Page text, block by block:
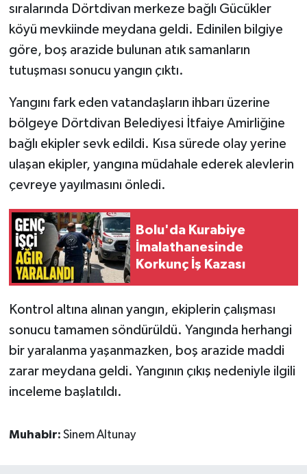
sıralarında Dörtdivan merkeze bağlı Gücükler
köyü mevkiinde meydana geldi. Edinilen bilgiye
göre, boş arazide bulunan atık samanların
tutuşması sonucu yangın çıktı.
Yangını fark eden vatandaşların ihbarı üzerine
bölgeye Dörtdivan Belediyesi İtfaiye Amirliğine
bağlı ekipler sevk edildi. Kısa sürede olay yerine
ulaşan ekipler, yangına müdahale ederek alevlerin
çevreye yayılmasını önledi.
Bolu'da Kurabiye
İmalathanesinde
Korkunç İş Kazası
Kontrol altına alınan yangın, ekiplerin çalışması
sonucu tamamen söndürüldü. Yangında herhangi
bir yaralanma yaşanmazken, boş arazide maddi
zarar meydana geldi. Yangının çıkış nedeniyle ilgili
inceleme başlatıldı.
Muhabir: Sinem Altunay